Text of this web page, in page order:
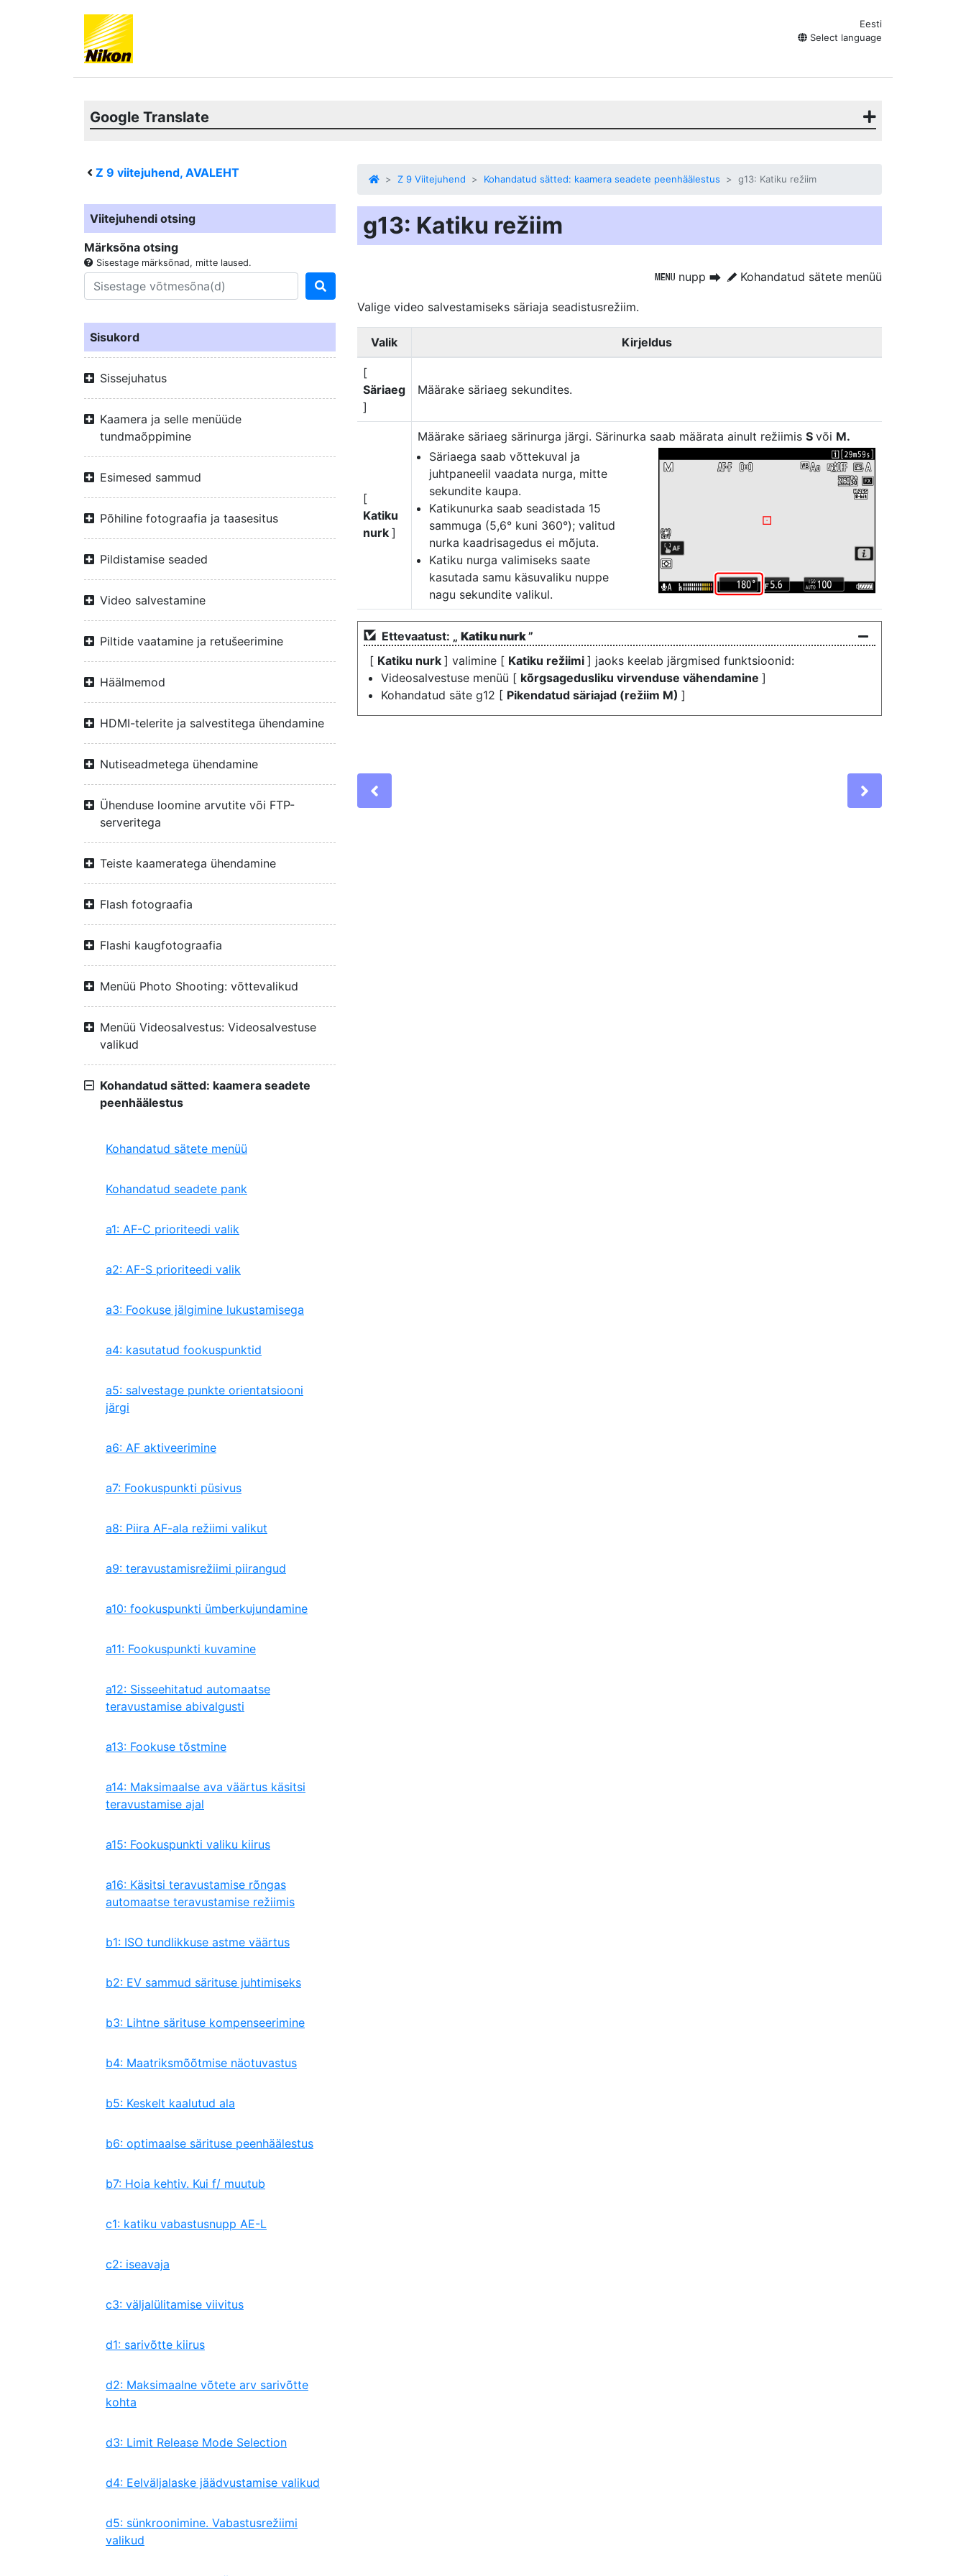
Eesti
Select language
Google Translate
Z 9 viitejuhend, AVALEHT
Viitejuhendi otsing
Märksõna otsing
Sisestage märksõnad, mitte laused.
Sisukord
Sissejuhatus
Kaamera ja selle menüüde
tundmaõppimine
Esimesed sammud
Põhiline fotograafia ja taasesitus
Pildistamise seaded
Video salvestamine
Piltide vaatamine ja retušeerimine
Häälmemod
HDMI-telerite ja salvestitega ühendamine
Nutiseadmetega ühendamine
Ühenduse loomine arvutite või FTP-
serveritega
Teiste kaameratega ühendamine
Flash fotograafia
Flashi kaugfotograafia
Menüü Photo Shooting: võttevalikud
Menüü Videosalvestus: Videosalvestuse
valikud
Kohandatud sätted: kaamera seadete
peenhäälestus
Kohandatud sätete menüü
Kohandatud seadete pank
a1: AF-C prioriteedi valik
a2: AF-S prioriteedi valik
a3: Fookuse jälgimine lukustamisega
a4: kasutatud fookuspunktid
a5: salvestage punkte orientatsiooni
järgi
a6: AF aktiveerimine
a7: Fookuspunkti püsivus
a8: Piira AF-ala režiimi valikut
a9: teravustamisrežiimi piirangud
a10: fookuspunkti ümberkujundamine
a11: Fookuspunkti kuvamine
a12: Sisseehitatud automaatse
teravustamise abivalgusti
a13: Fookuse tõstmine
a14: Maksimaalse ava väärtus käsitsi
teravustamise ajal
a15: Fookuspunkti valiku kiirus
a16: Käsitsi teravustamise rõngas
automaatse teravustamise režiimis
b1: ISO tundlikkuse astme väärtus
b2: EV sammud särituse juhtimiseks
b3: Lihtne särituse kompenseerimine
b4: Maatriksmõõtmise näotuvastus
b5: Keskelt kaalutud ala
b6: optimaalse särituse peenhäälestus
b7: Hoia kehtiv. Kui f/ muutub
c1: katiku vabastusnupp AE-L
c2: iseavaja
c3: väljalülitamise viivitus
d1: sarivõtte kiirus
d2: Maksimaalne võtete arv sarivõtte
kohta
d3: Limit Release Mode Selection
d4: Eelväljalaske jäädvustamise valikud
d5: sünkroonimine. Vabastusrežiimi
valikud
Z 9 Viitejuhend Kohandatud sätted: kaamera seadete peenhäälestus g13: Katiku režiim
g13: Katiku režiim
G nupp U A Kohandatud sätete menüü
Valige video salvestamiseks säriaja seadistusrežiim.
Valik Kirjeldus
[
Säriaeg
]
Määrake säriaeg sekundites.
[
Katiku
nurk ]
Määrake säriaeg särinurga järgi. Särinurka saab määrata ainult režiimis S või M.
Säriaega saab võttekuval ja
juhtpaneelil vaadata nurga, mitte
sekundite kaupa.
Katikunurka saab seadistada 15
sammuga (5,6° kuni 360°); valitud
nurka kaadrisagedus ei mõjuta.
Katiku nurga valimiseks saate
kasutada samu käsuvaliku nuppe
nagu sekundite valikul.
Ettevaatust: „ Katiku nurk”
[ Katiku nurk ] valimine [ Katiku režiimi ] jaoks keelab järgmised funktsioonid:
Videosalvestuse menüü [ kõrgsagedusliku virvenduse vähendamine ]
Kohandatud säte g12 [ Pikendatud säriajad (režiim M) ]